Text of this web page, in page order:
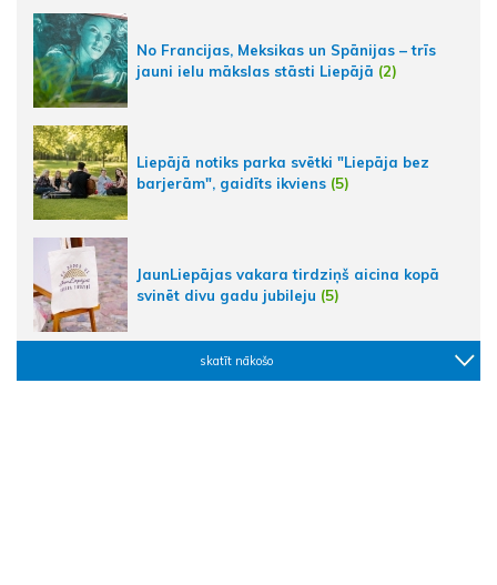
No Francijas, Meksikas un Spānijas – trīs
jauni ielu mākslas stāsti Liepājā (2)
Liepājā notiks parka svētki "Liepāja bez
barjerām", gaidīts ikviens (5)
JaunLiepājas vakara tirdziņš aicina kopā
svinēt divu gadu jubileju (5)
skatīt nākošo